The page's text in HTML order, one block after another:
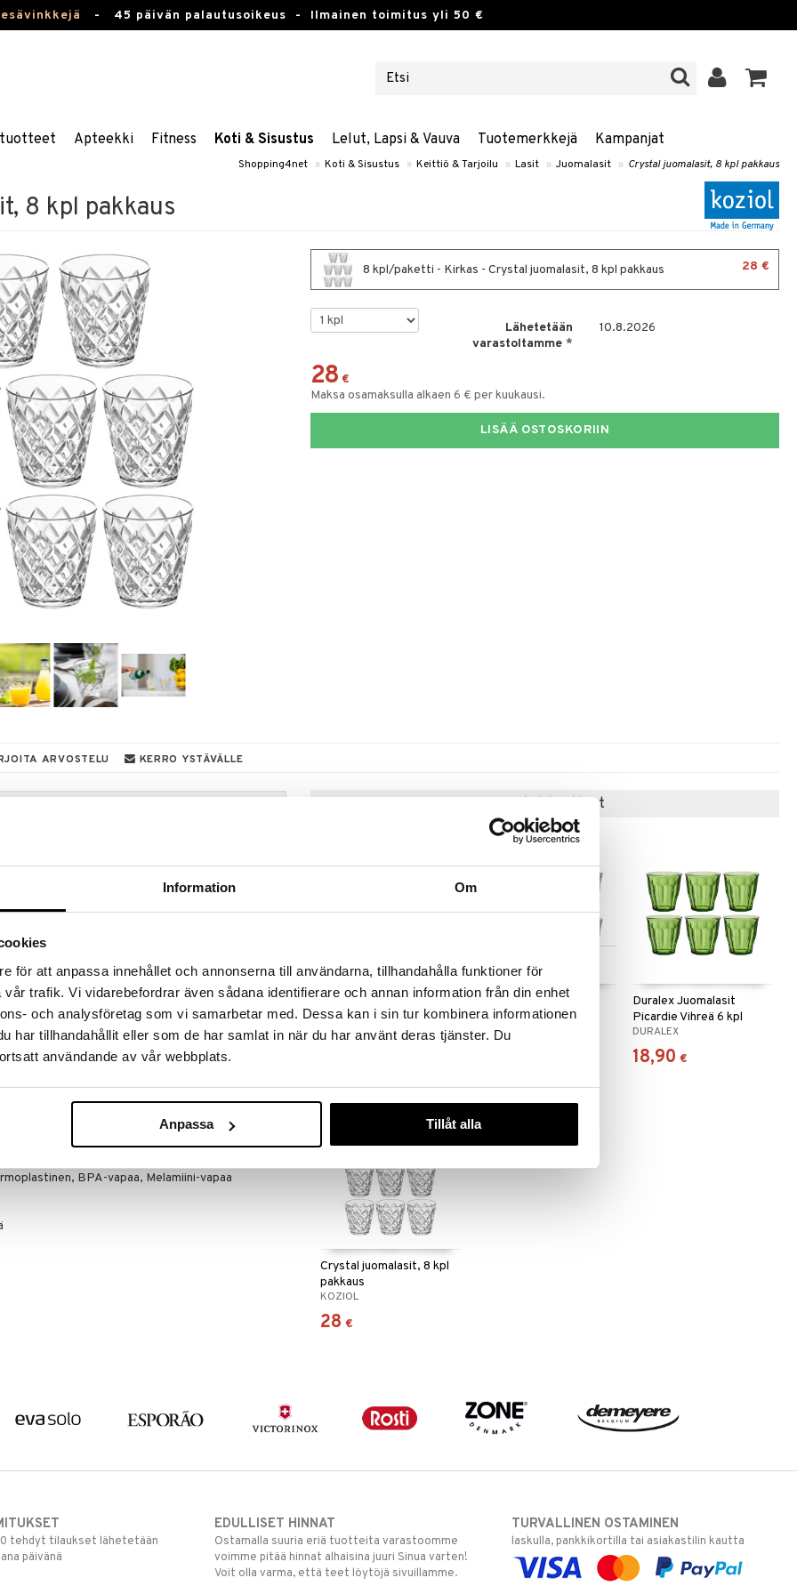
Information Om
för att anpassa innehållet och annonserna till användarna, tillhandahålla funktioner för
trafik. Vi vidarebefordrar även sådana identifierare och annan information från din enhet
och analysföretag som vi samarbetar med. Dessa kan i sin tur kombinera informationen
har tillhandahållit eller som de har samlat in när du har använt deras tjänster. Du
användande av vår webbplats.
Anpassa Tillåt alla
- 45 päivän palautusoikeus - Ilmainen toimitus yli 50 €
Apteekki Fitness Koti & Sisustus Lelut, Lapsi & Vauva Tuotemerkkejä Kampanjat
Shopping4net » Koti & Sisustus » Keittiö & Tarjoilu » Lasit » Juomalasit » Crystal juomalasit, 8 kpl pakkaus
8 kpl pakkaus
8 kpl/paketti - Kirkas - Crystal juomalasit, 8 kpl pakkaus 28 €
Lähetetään
varastoltamme*
10.8.2026
28 €
Maksa osamaksulla alkaen 6 € per kuukausi.
LISÄÄ OSTOSKORIIN
ARVOSTELU KERRO YSTÄVÄLLE
hinnoilla!
31.8.2026 asti mutta ole nopea -
voivat päästä loppumaan!
kestävän muovinsa ansiosta selviytyy mistä
-lasissa on fasetoitu pinta, joka tekee siitä
se on erittäin mukava pitää kädessä. Lasilla on
voit nauttia sekä kuumista että jääkylmistä
tarjoilukulhoja eri väreissä ja kokoisina.
sekä suurille että pienille, sekä ympäristöllemme.
BPA-vapaa, Melamiini-vapaa
Suositut tuotteet
vaihtoehtona
All About You 2-pkt
KOSTA BODA
vaihtoehtona
Duralex Juomalasit
Picardie 6-pack
DURALEX
Duralex Juomalasit
Picardie Vihreä 6 kpl
pakkaus
DURALEX
18,90 €
Crystal juomalasit, 8 kpl
pakkaus
KOZIOL
28 €
tehdyt tilaukset lähetetään
päivänä
EDULLISET HINNAT
Ostamalla suuria eriä tuotteita varastoomme
voimme pitää hinnat alhaisina juuri Sinua varten!
Voit olla varma, että teet löytöjä sivuillamme.
TURVALLINEN OSTAMINEN
laskulla, pankkikortilla tai asiakastilin kautta